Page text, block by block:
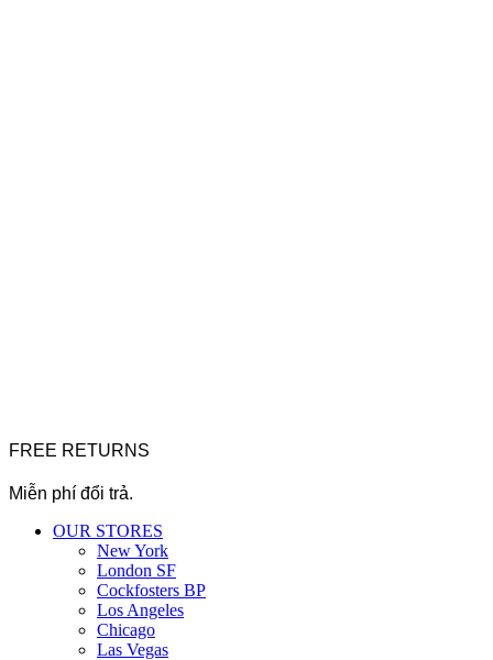
FREE RETURNS
Miễn phí đổi trả.
OUR STORES
New York
London SF
Cockfosters BP
Los Angeles
Chicago
Las Vegas